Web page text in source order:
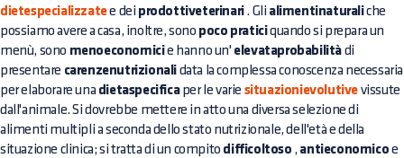
dietespecializzatee dei prodottiveterinari. Gli alimentinaturaliche
possiamo avere a casa, inoltre, sono poco praticiquando si prepara un
menù, sono menoeconomicie hanno un' elevataprobabilità di
presentare carenzenutrizionali data la complessa conoscenza necessaria
per elaborare una dietaspecificaper le varie situazionievolutive vissute
dall'animale. Si dovrebbe mettere in atto una diversa selezione di
alimenti multipli a seconda dello stato nutrizionale, dell'età e della
situazione clinica; si tratta di un compito difficoltoso , antieconomico e